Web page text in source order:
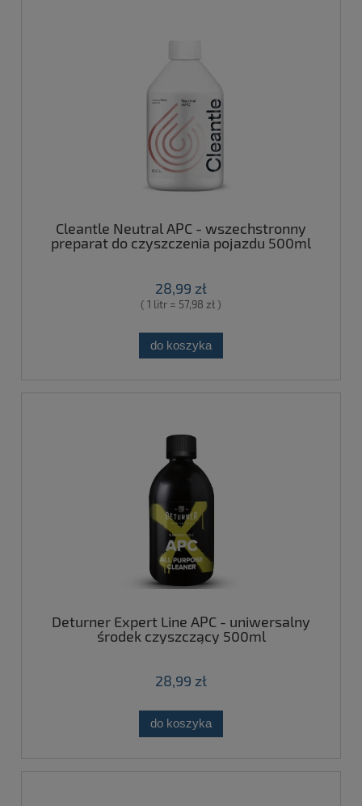
Cleantle Neutral APC - wszechstronny
preparat do czyszczenia pojazdu 500ml
28,99 zł
( 1 litr = 57,98 zł )
do koszyka
Deturner Expert Line APC - uniwersalny
środek czyszczący 500ml
28,99 zł
do koszyka